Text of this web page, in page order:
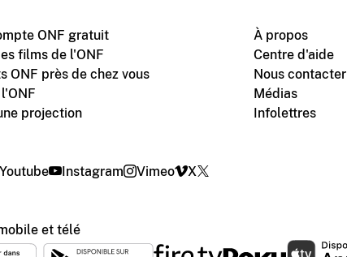
ONF gratuit
films de l'ONF
ONF près de chez vous
projection
À propos
Centre d'aide
Nous contacter
Médias
Infolettres
Youtube Instagram Vimeo X
et télé